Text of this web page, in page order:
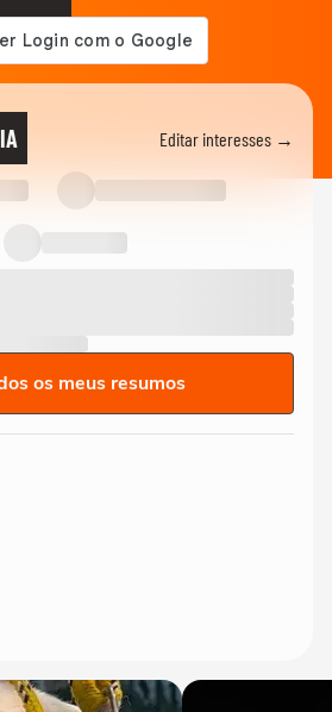
Editar interesses →
os meus resumos